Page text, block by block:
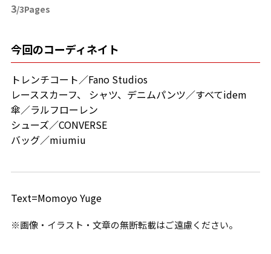
3/3Pages
今回のコーディネイト
トレンチコート／Fano Studios
レーススカーフ、 シャツ、デニムパンツ／すべてidem
傘／ラルフローレン
シューズ／CONVERSE
バッグ／miumiu
Text=Momoyo Yuge
※画像・イラスト・文章の無断転載はご遠慮ください。